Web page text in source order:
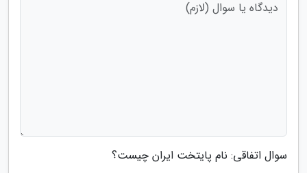
سوال اتفاقی: نام پایتخت ایران چیست؟